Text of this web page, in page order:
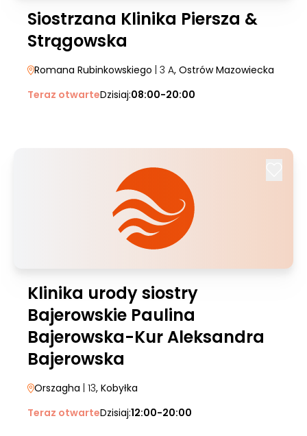
Siostrzana Klinika Piersza &
Strągowska
Romana Rubinkowskiego | 3 A, Ostrów Mazowiecka
Teraz otwarteDzisiaj:08:00-20:00
Klinika urody siostry
Bajerowskie Paulina
Bajerowska-Kur Aleksandra
Bajerowska
Orszagha | 13, Kobyłka
Teraz otwarteDzisiaj:12:00-20:00